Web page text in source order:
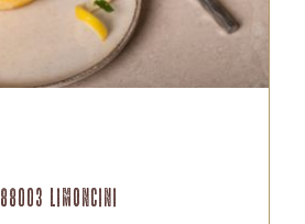
88003 Limoncini